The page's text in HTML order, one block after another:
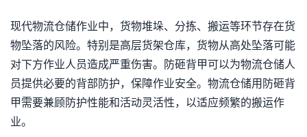
现代物流仓储作业中，货物堆垛、分拣、搬运等环节存在货
物坠落的风险。特别是高层货架仓库，货物从高处坠落可能
对下方作业人员造成严重伤害。防砸背甲可以为物流仓储人
员提供必要的背部防护，保障作业安全。物流仓储用防砸背
甲需要兼顾防护性能和活动灵活性，以适应频繁的搬运作
业。